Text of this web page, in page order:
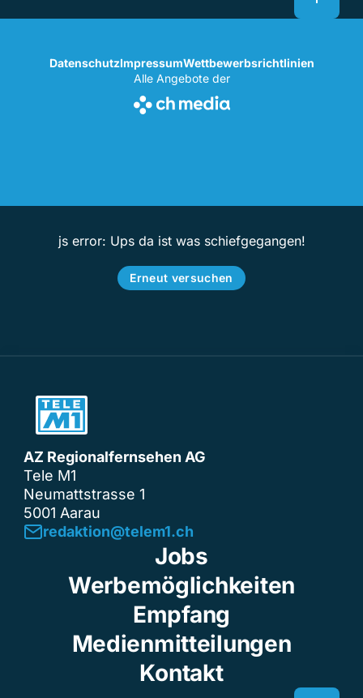
DatenschutzImpressumWettbewerbsrichtlinien
Alle Angebote der
js error: Ups da ist was schiefgegangen!
Erneut versuchen
AZ Regionalfernsehen AG
Tele M1
Neumattstrasse 1
5001 Aarau
redaktion@telem1.ch
Jobs
Werbemöglichkeiten
Empfang
Medienmitteilungen
Kontakt